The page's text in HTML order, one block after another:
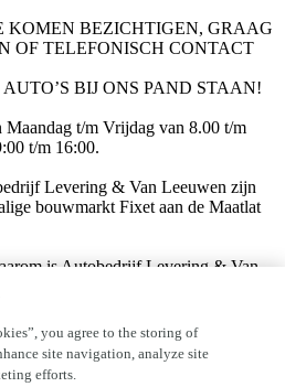
KOMEN BEZICHTIGEN, GRAAG
OF TELEFONISCH CONTACT
BIJ ONS PAND STAAN!
t/m Vrijdag van 8.00 t/m
t/m 16:00.
Levering & Van Leeuwen zijn
bouwmarkt Fixet aan de Maatlat
is Autobedrijf Levering & Van
50 in Limmen. Eigenaren Koen van
u van harte welkom in ons
you agree to the storing of
site navigation, analyze site
efforts.